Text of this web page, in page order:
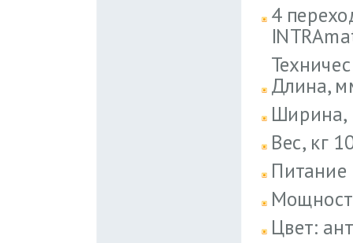
4
Длина,
Ширина,
Вес, кг
Питание
Цвет: